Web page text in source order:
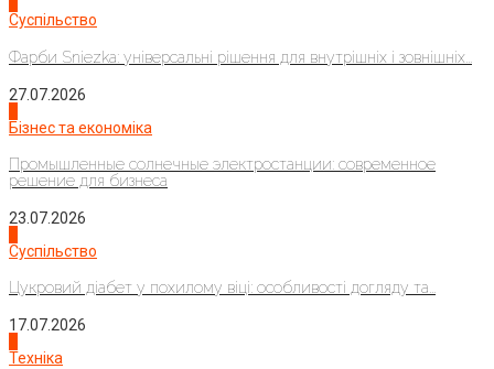
Суспільство
Фарби Sniezka: універсальні рішення для внутрішніх і зовнішніх...
27.07.2026
Бізнес та економіка
Промышленные солнечные электростанции: современное
решение для бизнеса
23.07.2026
Суспільство
Цукровий діабет у похилому віці: особливості догляду та...
17.07.2026
Техніка